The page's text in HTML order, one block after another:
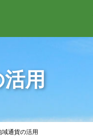
用
域通貨の活用